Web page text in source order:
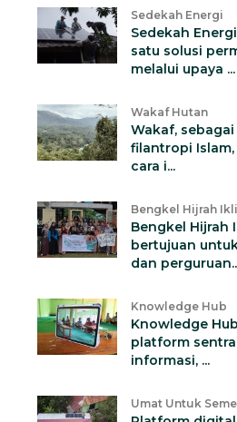
Sedekah Energi
Sedekah
satu solusi
melalui upaya ...
Wakaf Hutan
Wakaf,
filantropi
cara i...
Bengkel Hijrah
Bengkel Hijrah
bertujuan
dan
Knowledge Hub
Knowledge
platform
informasi, ...
Umat Untuk